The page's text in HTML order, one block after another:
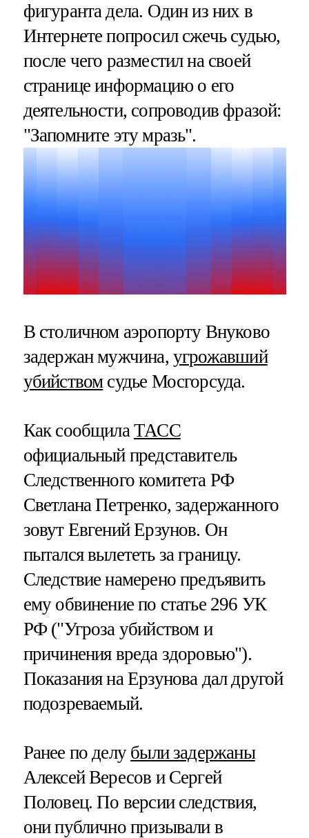
фигуранта дела. Один из них в
Интернете попросил сжечь судью,
после чего разместил на своей
странице информацию о его
деятельности, сопроводив фразой:
"Запомните эту мразь".
В столичном аэропорту Внуково
задержан мужчина, угрожавший
убийствомсудье Мосгорсуда.
Как сообщила ТАСС
официальный представитель
Следственного комитета РФ
Светлана Петренко, задержанного
зовут Евгений Ерзунов. Он
пытался вылететь за границу.
Следствие намерено предъявить
ему обвинение по статье 296 УК
РФ ("Угроза убийством и
причинения вреда здоровью").
Показания на Ерзунова дал другой
подозреваемый.
Ранее по делу были задержаны
Алексей Вересов и Сергей
Половец. По версии следствия,
они публично призывали в